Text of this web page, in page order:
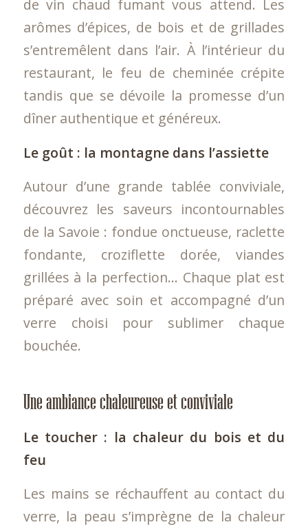
de vin chaud fumant vous attend. Les
arômes d’épices, de bois et de grillades
s’entremêlent dans l’air. À l’intérieur du
restaurant, le feu de cheminée crépite
tandis que se dévoile la promesse d’un
dîner authentique et généreux.
Le goût : la montagne dans l’assiette
Autour d’une grande tablée conviviale,
découvrez les saveurs incontournables
de la Savoie : fondue onctueuse, raclette
fondante, croziflette dorée, viandes
grillées à la perfection… Chaque plat est
préparé avec soin et accompagné d’un
verre choisi pour sublimer chaque
bouchée.
Une ambiance chaleureuse et conviviale
Le toucher : la chaleur du bois et du
feu
Les mains se réchauffent au contact du
verre, la peau s’imprègne de la chaleur